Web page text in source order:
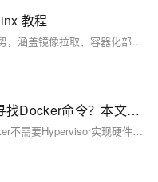
教程
本文详解Nginx核心功能与Docker部署优势，涵盖镜像拉取、容器化部署（快速、挂载、Compose）、HTTPS配置及常见问题处理，助力高效搭建稳定Web服务。
【Docker】（2）还在浏览网页寻找Docker命令？本文全面列举与使用Docker里的各个命令！想要什么命令直接从本文拿！
docker有着比VM更少的抽象层 由于Docker不需要Hypervisor实现硬件资源虚拟化，运行在Docker容器上的程序直接使用的都是实际物理机的硬件资源 因此在CPU、内存利用率上Docker将会在效率上有明显优势 docker利用的时宿主机的内核，而不需要加载操作系统OS内核 当新建一个容器时，Docker不需要和虚拟机一样重新加载一个操作系统内核 进而避免引寻、加载操作系统内核返回等比较费时费资源的过程，当新建一个虚拟机时，虚拟机软件需要加载OS，返回新建过程时分钟级别的。 而Docker由于直接利用宿主机的操作系统，则省略了返回过程，因此新建一个Docker容器只需